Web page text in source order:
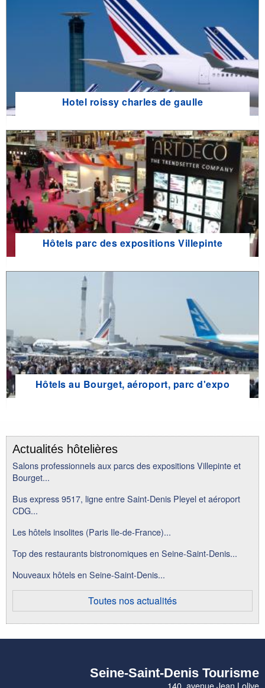
Hotel roissy charles de gaulle
Hôtels parc des expositions Villepinte
Hôtels au Bourget, aéroport, parc d'expo
Actualités hôtelières
Salons professionnels aux parcs des expositions Villepinte et
Bourget...
Bus express 9517, ligne entre Saint-Denis Pleyel et aéroport
CDG...
Les hôtels insolites (Paris Ile-de-France)...
Top des restaurants bistronomiques en Seine-Saint-Denis...
Nouveaux hôtels en Seine-Saint-Denis...
Toutes nos actualités
Seine-Saint-Denis Tourisme